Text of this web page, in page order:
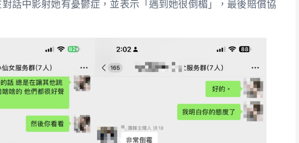
話中影射她有憂鬱症，並表示「遇到她很倒楣」，最後賠償協